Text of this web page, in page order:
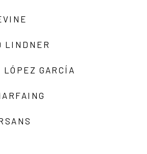
LINDNER
LÓPEZ GARCÍA